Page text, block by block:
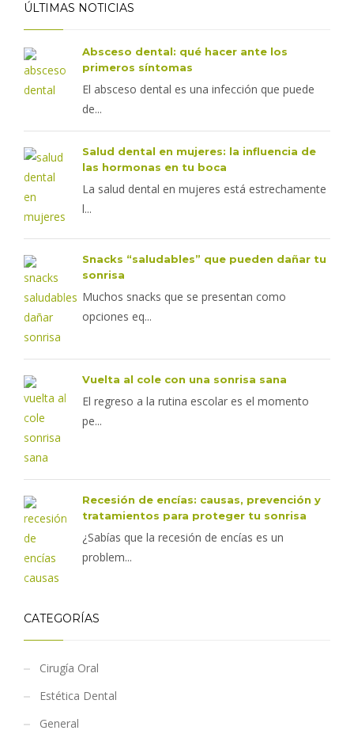
ÚLTIMAS NOTICIAS
Absceso dental: qué hacer ante los
primeros síntomas
El absceso dental es una infección que puede
de...
Salud dental en mujeres: la influencia de
las hormonas en tu boca
La salud dental en mujeres está estrechamente
l...
Snacks “saludables” que pueden dañar tu
sonrisa
Muchos snacks que se presentan como
opciones eq...
Vuelta al cole con una sonrisa sana
El regreso a la rutina escolar es el momento
pe...
Recesión de encías: causas, prevención y
tratamientos para proteger tu sonrisa
¿Sabías que la recesión de encías es un
problem...
CATEGORÍAS
Cirugía Oral
Estética Dental
General